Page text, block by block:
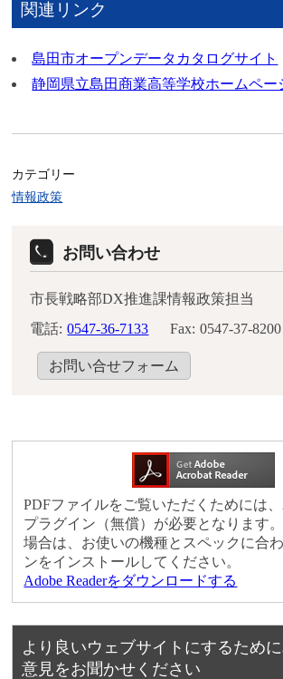
関連リンク
島田市オープンデータカタログサイト
静岡県立島田商業高等学校ホームペー
カテゴリー
情報政策
お問い合わせ
市長戦略部DX推進課情報政策担当
電話: 0547-36-7133 Fax: 0547-37-8200
お問い合せフォーム
PDFファイルをご覧いただくためには、
プラグイン（無償）が必要となります
場合は、お使いの機種とスペックに合
ンをインストールしてください。
Adobe Readerをダウンロードする
より良いウェブサイトにするため
意見をお聞かせください